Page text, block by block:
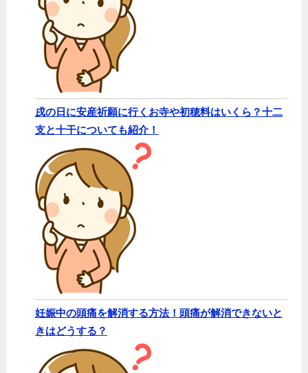
戌の日に安産祈願に行くお寺や初穂料はいくら？十二
支と十干についても紹介！
妊娠中の頭痛を解消する方法！頭痛が解消できないと
きはどうする？